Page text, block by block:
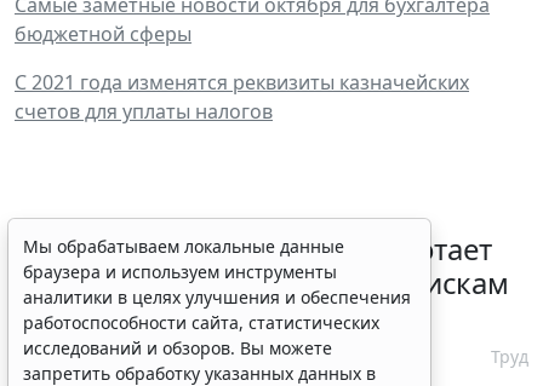
бюджетной сферы
С 2021 года изменятся реквизиты казначейских
счетов для уплаты налогов
С 1 февраля 2027 года заработает
ГОСТ по психосоциальным рискам
на рабочем месте
7 августа 2026 17:11 Труд
Мы обрабатываем локальные данные
браузера и используем инструменты
аналитики в целях улучшения и обеспечения
работоспособности сайта, статистических
исследований и обзоров. Вы можете
запретить обработку указанных данных в